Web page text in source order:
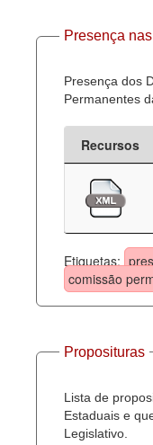
Presença
Presença dos
Permanentes
Recursos
Etiquetas:
comissão
Proposituras
Lista de
Estaduais e
Legislativo.